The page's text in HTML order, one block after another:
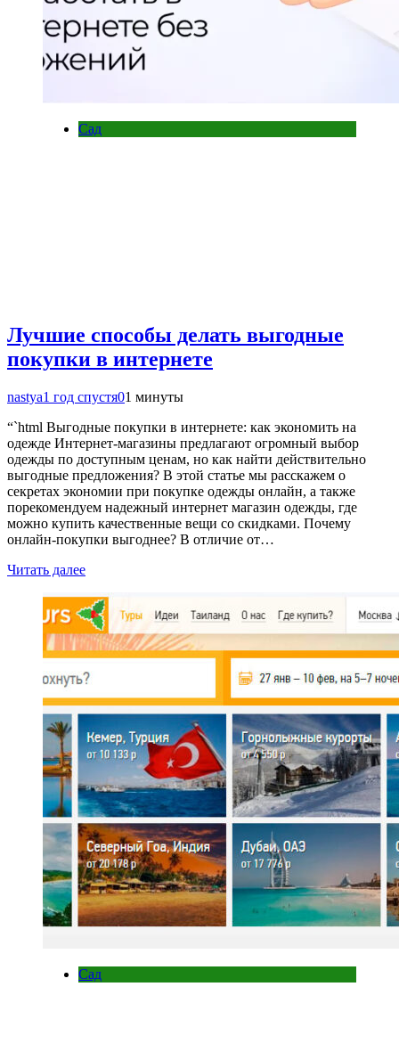
Сад
Лучшие способы делать выгодные
покупки в интернете
nastya1 год спустя01 минуты
“`html Выгодные покупки в интернете: как экономить на
одежде Интернет-магазины предлагают огромный выбор
одежды по доступным ценам, но как найти действительно
выгодные предложения? В этой статье мы расскажем о
секретах экономии при покупке одежды онлайн, а также
порекомендуем надежный интернет магазин одежды, где
можно купить качественные вещи со скидками. Почему
онлайн-покупки выгоднее? В отличие от…
Читать далее
Сад